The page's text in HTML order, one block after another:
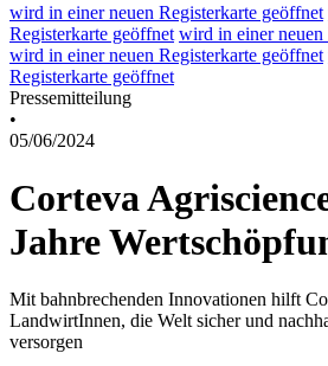
wird in einer neuen Registerkarte geöffnet
Registerkarte geöffnet wird in einer
wird in einer neuen Registerkarte geöffnet
Registerkarte geöffnet
Pressemitteilung
•
05/06/2024
Corteva
Jahre
Mit bahnbrechenden Innovationen hilft
LandwirtInnen, die Welt sicher und
versorgen